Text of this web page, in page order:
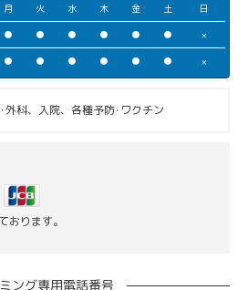
月 火 水 木 金 土 日
● ● ● ● ● ● ×
● ● ● ● ● ● ×
外科、入院、各種予防･ワクチン
おります。
ング専用電話番号